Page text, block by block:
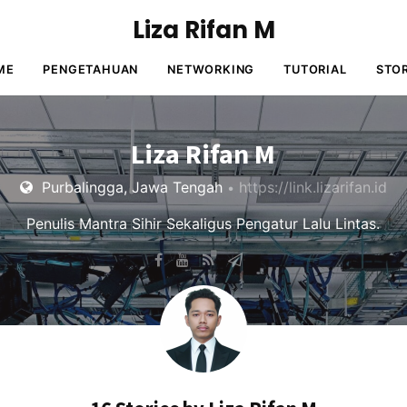
Liza Rifan M
PENGETAHUAN NETWORKING TUTORIAL
Liza Rifan M
Purbalingga, Jawa Tengah • https://link.lizarifan.id
Penulis Mantra Sihir Sekaligus Pengatur Lalu Lintas.